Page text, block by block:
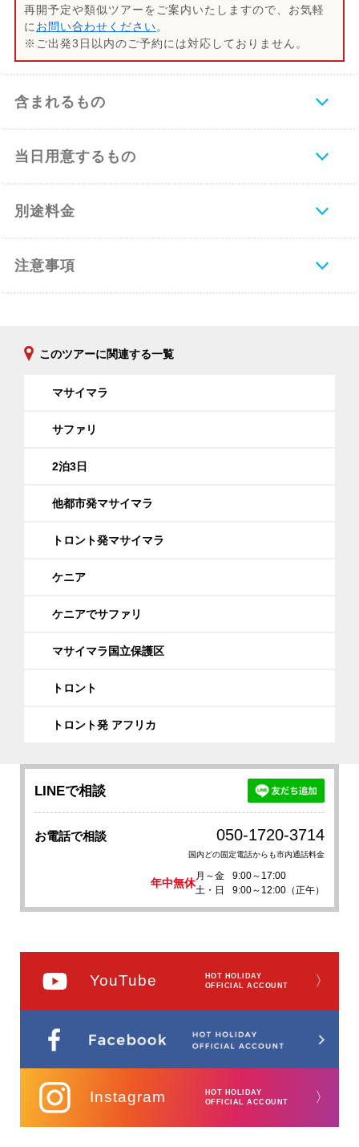
再開予定や類似ツアーをご案内いたしますので、お気軽
に お問い合わせください。
※ご出発3日以内のご予約には対応しておりません。
含まれるもの
当日用意するもの
別途料金
注意事項
このツアーに関連する一覧
マサイマラ
サファリ
2泊3日
他都市発マサイマラ
トロント発マサイマラ
ケニア
ケニアでサファリ
マサイマラ国立保護区
トロント
トロント発 アフリカ
LINEで相談
お電話で相談 050-1720-3714
国内どの固定電話からも市内通話料金
年中無休
月～金
9:00～17:00
土・日
9:00～12:00（正午）
YouTube
HOT HOLIDAY
OFFICIAL ACCOUNT
〉
Instagram
HOT HOLIDAY
OFFICIAL ACCOUNT
〉